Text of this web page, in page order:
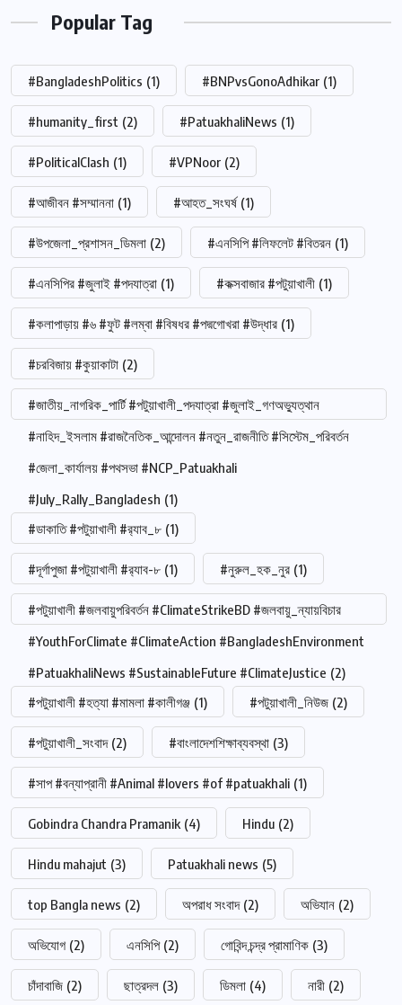
Popular Tag
#BangladeshPolitics (1) #BNPvsGonoAdhikar (1)
#humanity_first (2) #PatuakhaliNews (1)
#PoliticalClash (1) #VPNoor (2)
#আজীবন #সম্মাননা (1) #আহত_সংঘর্ষ (1)
#উপজেলা_প্রশাসন_ডিমলা (2) #এনসিপি #লিফলেট #বিতরন (1)
#এনসিপির #জুলাই #পদযাত্রা (1) #কক্সবাজার #পটুয়াখালী (1)
#কলাপাড়ায় #৬ #ফুট #লম্বা #বিষধর #পদ্মগোখরা #উদ্ধার (1)
#চরবিজায় #কুয়াকাটা (2)
#জাতীয়_নাগরিক_পার্টি #পটুয়াখালী_পদযাত্রা #জুলাই_গণঅভ্যুত্থান
#নাহিদ_ইসলাম #রাজনৈতিক_আন্দোলন #নতুন_রাজনীতি #সিস্টেম_পরিবর্তন
#জেলা_কার্যালয় #পথসভা #NCP_Patuakhali
#July_Rally_Bangladesh (1)
#ডাকাতি #পটুয়াখালী #র‍্যাব_৮ (1)
#দূর্গাপুজা #পটুয়াখালী #র‍্যাব-৮ (1) #নুরুল_হক_নুর (1)
#পটুয়াখালী #জলবায়ুপরিবর্তন #ClimateStrikeBD #জলবায়ু_ন্যায়বিচার
#YouthForClimate #ClimateAction #BangladeshEnvironment
#PatuakhaliNews #SustainableFuture #ClimateJustice (2)
#পটুয়াখালী #হত্যা #মামলা #কালীগঞ্জ (1) #পটুয়াখালী_নিউজ (2)
#পটুয়াখালী_সংবাদ (2) #বাংলাদেশশিক্ষাব্যবস্থা (3)
#সাপ #বন্যাপ্রানী #Animal #lovers #of #patuakhali (1)
Gobindra Chandra Pramanik (4) Hindu (2)
Hindu mahajut (3) Patuakhali news (5)
top Bangla news (2) অপরাধ সংবাদ (2) অভিযান (2)
অভিযোগ (2) এনসিপি (2) গোবিন্দ চন্দ্র প্রামাণিক (3)
চাঁদাবাজি (2) ছাত্রদল (3) ডিমলা (4) নারী (2)